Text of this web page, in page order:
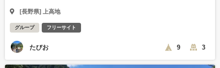
[長野県] 上高地
グループ フリーサイト
たびお 9 3